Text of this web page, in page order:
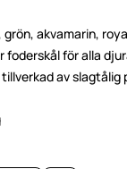
grön, akvamarin,
foderskål för alla
av slagtålig